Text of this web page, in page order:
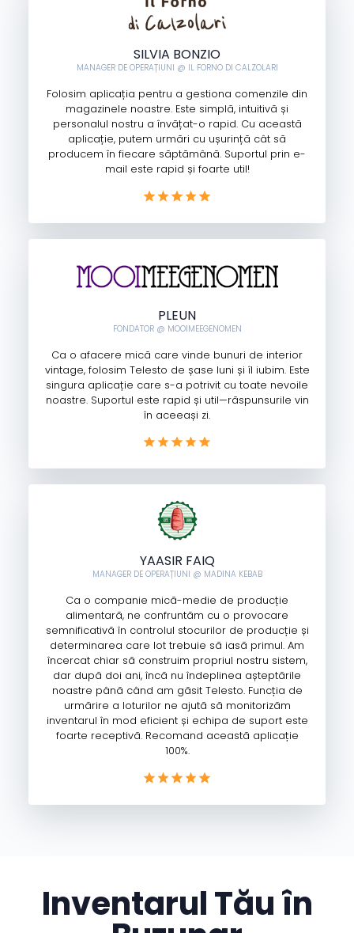
SILVIA BONZIO
MANAGER DE OPERAȚIUNI @ IL FORNO DI CALZOLARI
Folosim aplicația pentru a gestiona comenzile din
magazinele noastre. Este simplă, intuitivă și
personalul nostru a învățat-o rapid. Cu această
aplicație, putem urmări cu ușurință cât să
producem în fiecare săptămână. Suportul prin e-
mail este rapid și foarte util!
PLEUN
FONDATOR @ MOOIMEEGENOMEN
Ca o afacere mică care vinde bunuri de interior
vintage, folosim Telesto de șase luni și îl iubim. Este
singura aplicație care s-a potrivit cu toate nevoile
noastre. Suportul este rapid și util—răspunsurile vin
în aceeași zi.
YAASIR FAIQ
MANAGER DE OPERAȚIUNI @ MADINA KEBAB
Ca o companie mică-medie de producție
alimentară, ne confruntăm cu o provocare
semnificativă în controlul stocurilor de producție și
determinarea care lot trebuie să iasă primul. Am
încercat chiar să construim propriul nostru sistem,
dar după doi ani, încă nu îndeplinea așteptările
noastre până când am găsit Telesto. Funcția de
urmărire a loturilor ne ajută să monitorizăm
inventarul în mod eficient și echipa de suport este
foarte receptivă. Recomand această aplicație
100%.
Inventarul Tău în